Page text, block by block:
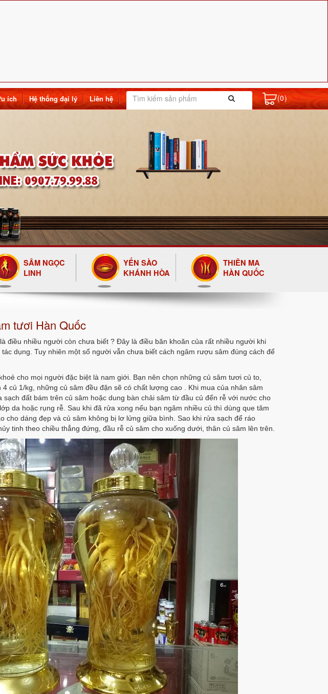
ích Hệ thống đại lý Liên hệ (0)
SÂM NGỌC
LINH
YẾN SÀO
KHÁNH HÒA
THIÊN MA
HÀN QUỐC
tươi Hàn Quốc
điều nhiều người còn chưa biết ? Đây là điều băn khoăn của rất nhiều người khi
dụng. Tuy nhiên một số người vẫn chưa biết cách ngâm rượu sâm đúng cách để
cho mọi người đặc biệt là nam giới. Bạn nên chọn những củ sâm tươi củ to,
củ 1/kg, những củ sâm đều đặn sẽ có chất lượng cao . Khi mua của nhân sâm
đất bám trên củ sâm hoặc dung bàn chải sâm từ đầu củ đển rễ với nước cho
da hoặc rụng rễ. Sau khi đã rửa xong nếu bạn ngâm nhiều củ thì dùng que tăm
cho dáng đẹp và củ sâm không bị lơ lửng giữa bình. Sao khi rửa sạch để ráo
tinh theo chiều thẳng đứng, đầu rễ củ sâm cho xuống dưới, thân củ sâm lên trên.